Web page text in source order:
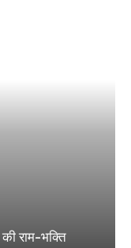
की राम-भक्ति